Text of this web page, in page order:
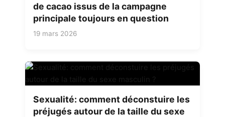
de cacao issus de la campagne
principale toujours en question
19 mars 2026
Sexualité: comment déconstuire les
préjugés autour de la taille du sexe